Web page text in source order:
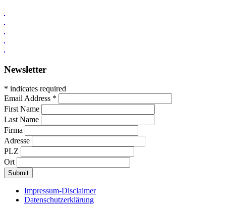
Newsletter
* indicates required
Email Address *
First Name
Last Name
Firma
Adresse
PLZ
Ort
Impressum-Disclaimer
Datenschutzerklärung